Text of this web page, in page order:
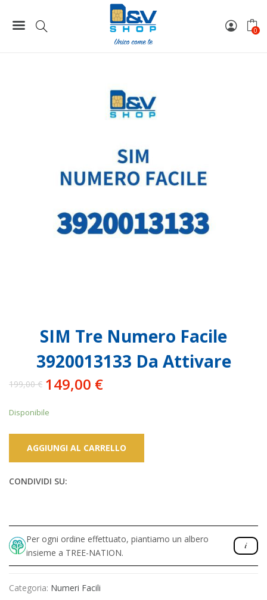
0
SIM Tre Numero Facile 3920013133 Da Attivare
SIM Tre Numero Facile
3920013133 Da Attivare
199,00€
Il
prezzo
originale
era:
199,00 €.
149,00 €
Il
prezzo
attuale
è:
149,00 €.
Disponibile
AGGIUNGI AL CARRELLO
CONDIVIDI SU:
Per ogni ordine effettuato, piantiamo un albero
insieme a TREE-NATION.
Categoria: Numeri Facili